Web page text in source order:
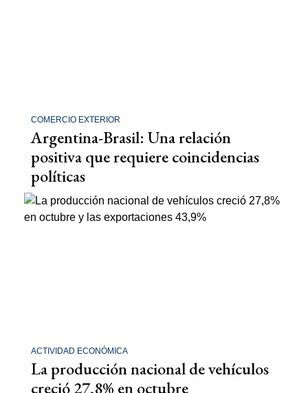
COMERCIO EXTERIOR
Argentina-Brasil: Una relación
positiva que requiere coincidencias
políticas
ACTIVIDAD ECONÓMICA
La producción nacional de vehículos
creció 27,8% en octubre